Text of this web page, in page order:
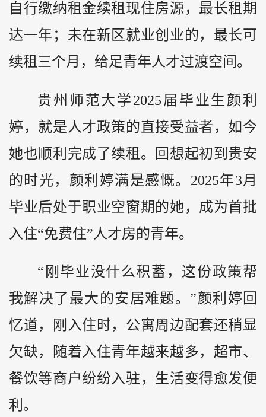
自行缴纳租金续租现住房源，最长租期
达一年；未在新区就业创业的，最长可
续租三个月，给足青年人才过渡空间。
贵州 师范大学2025届毕业生颜利
婷，就是人才政策的直接受益者，如今
她也顺利完成了续租。回想起初到贵安
的时光，颜利婷满是感慨。2025年3月
毕业后处于职业空窗期的她，成为首批
入住“免费住”人才房的青年。
“刚毕业没什么积蓄，这份政策帮
我解决了最大的安居难题。”颜利婷回
忆道，刚入住时，公寓周边配套还稍显
欠缺，随着入住青年越来越多，超市、
餐饮等商户纷纷入驻，生活变得愈发便
利。